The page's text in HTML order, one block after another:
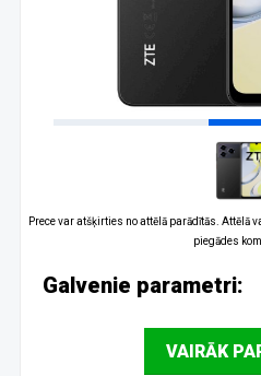
Prece var atšķirties no attēlā parādītās. Attēlā
piegādes
Galvenie parametri:
VAIRĀK